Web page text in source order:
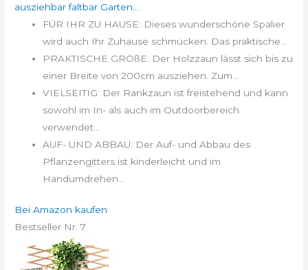
ausziehbar faltbar Garten...
FÜR IHR ZU HAUSE: Dieses wunderschöne Spalier
wird auch Ihr Zuhause schmücken. Das praktische...
PRAKTISCHE GRÖßE: Der Holzzaun lässt sich bis zu
einer Breite von 200cm ausziehen. Zum...
VIELSEITIG: Der Rankzaun ist freistehend und kann
sowohl im In- als auch im Outdoorbereich
verwendet...
AUF- UND ABBAU: Der Auf- und Abbau des
Pflanzengitters ist kinderleicht und im
Handumdrehen...
Bei Amazon kaufen
Bestseller Nr. 7